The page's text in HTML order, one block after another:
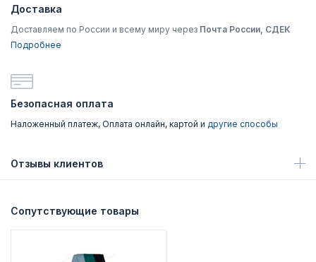
Доставка
Доставляем по России и всему миру через Почта России, СДЕК
Подробнее
Безопасная оплата
Наложенный платеж, Оплата онлайн, картой и другие способы
Отзывы клиентов
Сопутствующие товары